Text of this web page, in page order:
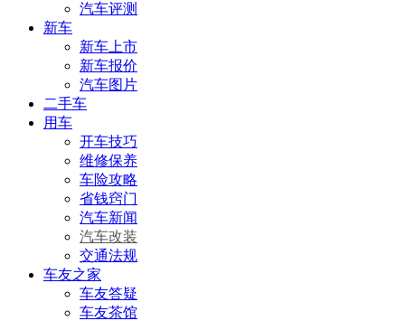
汽车评测
新车
新车上市
新车报价
汽车图片
二手车
用车
开车技巧
维修保养
车险攻略
省钱窍门
汽车新闻
汽车改装
交通法规
车友之家
车友答疑
车友茶馆